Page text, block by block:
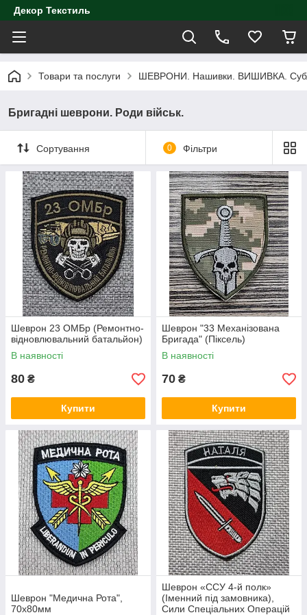
Декор Текстиль
Товари та послуги ШЕВРОНИ. Нашивки. ВИШИВКА.
Бригадні шеврони. Роди військ.
Сортування 0 Фільтри
Шеврон 23 ОМБр (Ремонтно-
відновлювальний батальйон)
В наявності
80 ₴
Купити
Шеврон "33 Механізована
Бригада" (Піксель)
В наявності
70 ₴
Купити
Шеврон "Медична Рота",
70х80мм
Шеврон «ССУ 4-й полк»
(Іменний під замовника),
Сили Спеціальних Операцій